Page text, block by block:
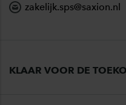
zakelijk.sps@saxion.nl
KLAAR VOOR DE